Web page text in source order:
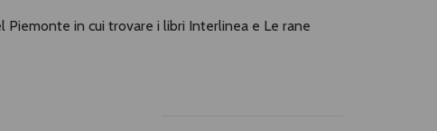
Piemonte in cui trovare i libri Interlinea e Le rane